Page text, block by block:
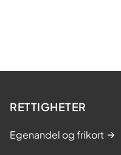
RETTIGHETER
Egenandel og frikort